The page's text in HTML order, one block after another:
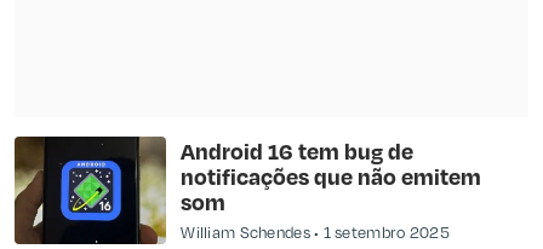
Android 16 tem bug de
notificações que não emitem
som
William Schendes 1 setembro 2025